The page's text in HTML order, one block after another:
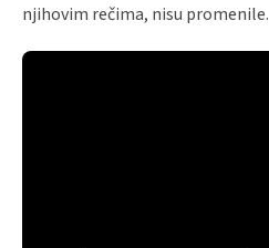
njihovim rečima, nisu promenile.